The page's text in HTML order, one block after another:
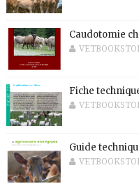
Caudotomie
Fiche
Guide